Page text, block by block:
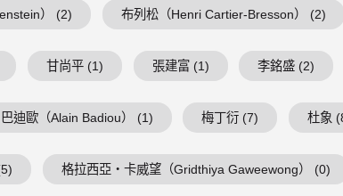
） (2) 布列松（Henri Cartier-Bresson） (2)
甘尚平 (1) 張建富 (1) 李銘盛 (2)
巴迪歐（Alain Badiou） (1) 梅丁衍 (7) 杜象
格拉西亞・卡威望（Gridthiya Gaweewong） (0)